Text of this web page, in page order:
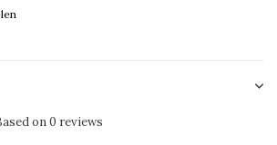
on 0 reviews